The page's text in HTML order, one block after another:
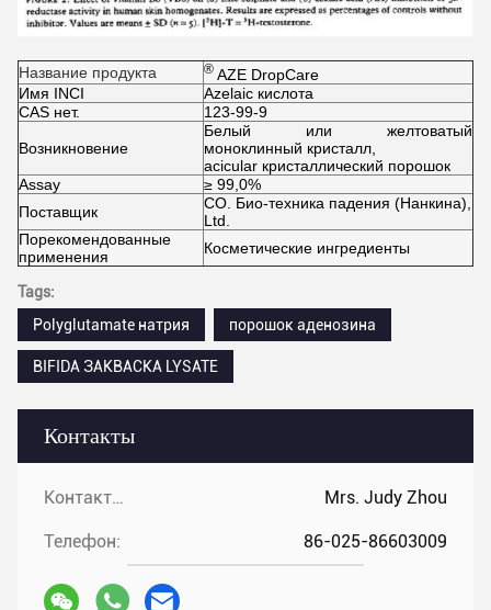
Контакты
Контакты: Mrs. Judy Zhou
Телефон: 86-025-86603009
Название продукта ® AZE DropCare
Имя INCI
Azelaic кислота
CAS нет.
123-99-9
Возникновение
Белый или желтоватый
моноклинный кристалл,
acicular кристаллический порошок
Assay
≥ 99,0%
Поставщик
CO. Био-техника падения (Нанкина),
Ltd.
Порекомендованные
применения
Косметические ингредиенты
Tags:
Polyglutamate натрия
порошок аденозина
BIFIDA ЗАКВАСКА LYSATE